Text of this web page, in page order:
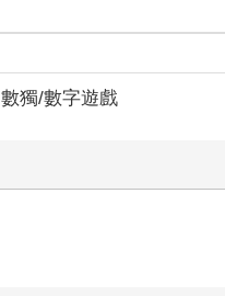
數獨/數字遊戲